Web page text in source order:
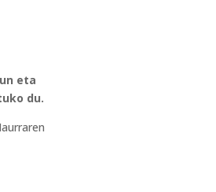
eta
du.